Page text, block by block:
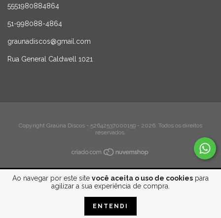
Ao navegar por este site você aceita o uso de cookies para
agilizar a sua experiência de compra.
ENTENDI
5551980884864
51-998088-4864
graunadiscos@gmail.com
Rua General Caldwell 1021
Copyright Graúna Discos - 52642537000159 - 2026. Todos os direitos
reservados.